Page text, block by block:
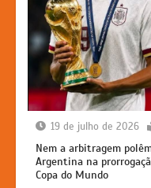
19 de julho de 2026
Nem a arbitragem
Argentina na
Copa do Mundo